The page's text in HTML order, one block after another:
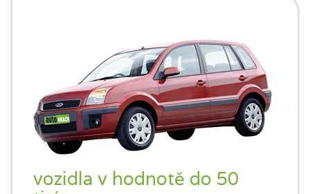
vozidla v hodnotě do 50